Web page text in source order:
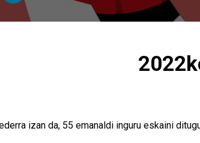
izan da, 55 emanaldi inguru eskaini